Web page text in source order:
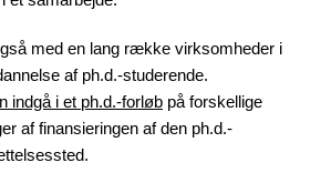
med en lang række virksomheder i
af ph.d.-studerende.
indgå i et ph.d.-forløb på forskellige
af finansieringen af den ph.d.-